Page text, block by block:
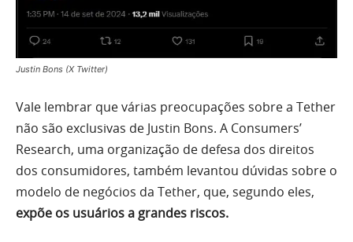
Justin Bons (X Twitter)
Vale lembrar que várias preocupações sobre a Tether
não são exclusivas de Justin Bons. A Consumers’
Research, uma organização de defesa dos direitos
dos consumidores, também levantou dúvidas sobre o
modelo de negócios da Tether, que, segundo eles,
expõe os usuários a grandes riscos.